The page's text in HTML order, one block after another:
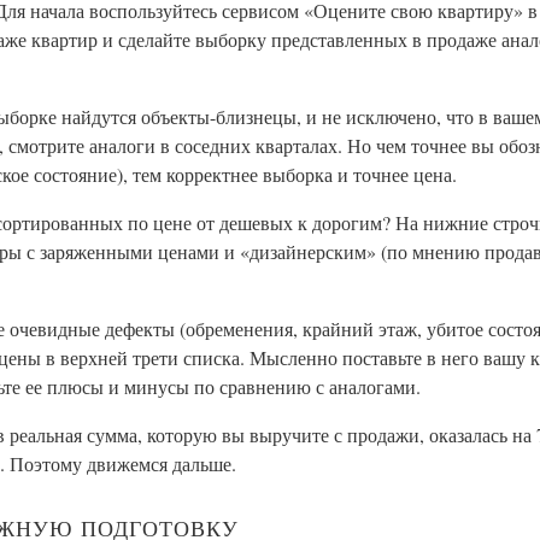
начала воспользуйтесь сервисом «Оцените свою квартиру»
квартир и сделайте выборку представленных в продаже
найдутся объекты-близнецы, и не исключено, что в
аналоги в соседних кварталах. Но чем точнее вы
состояние), тем корректнее выборка и точнее цена.
по цене от дешевых к дорогим? На нижние
с заряженными ценами и «дизайнерским» (по мнению
дефекты (обременения, крайний этаж, убитое
в верхней трети списка. Мысленно поставьте в него вашу
ее плюсы и минусы по сравнению с аналогами.
реальная сумма, которую вы выручите с продажи, оказалась
Поэтому движемся дальше.
ПОДГОТОВКУ